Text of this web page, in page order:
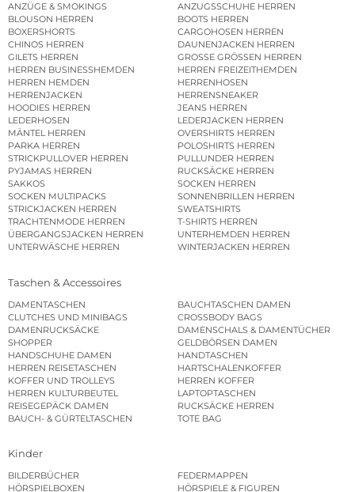
ANZÜGE & SMOKINGS
ANZUGSSCHUHE HERREN
BLOUSON HERREN
BOOTS HERREN
BOXERSHORTS
CARGOHOSEN HERREN
CHINOS HERREN
DAUNENJACKEN HERREN
GILETS HERREN
GROSSE GRÖSSEN HERREN
HERREN BUSINESSHEMDEN
HERREN FREIZEITHEMDEN
HERREN HEMDEN
HERRENHOSEN
HERRENJACKEN
HERRENSNEAKER
HOODIES HERREN
JEANS HERREN
LEDERHOSEN
LEDERJACKEN HERREN
MÄNTEL HERREN
OVERSHIRTS HERREN
PARKA HERREN
POLOSHIRTS HERREN
STRICKPULLOVER HERREN
PULLUNDER HERREN
PYJAMAS HERREN
RUCKSÄCKE HERREN
SAKKOS
SOCKEN HERREN
SOCKEN MULTIPACKS
SONNENBRILLEN HERREN
STRICKJACKEN HERREN
SWEATSHIRTS
TRACHTENMODE HERREN
T-SHIRTS HERREN
ÜBERGANGSJACKEN HERREN
UNTERHEMDEN HERREN
UNTERWÄSCHE HERREN
WINTERJACKEN HERREN
Taschen & Accessoires
DAMENTASCHEN
BAUCHTASCHEN DAMEN
CLUTCHES UND MINIBAGS
CROSSBODY BAGS
DAMENRUCKSÄCKE
DAMENSCHALS & DAMENTÜCHER
SHOPPER
GELDBÖRSEN DAMEN
HANDSCHUHE DAMEN
HANDTASCHEN
HERREN REISETASCHEN
HARTSCHALENKOFFER
KOFFER UND TROLLEYS
HERREN KOFFER
HERREN KULTURBEUTEL
LAPTOPTASCHEN
REISEGEPÄCK DAMEN
RUCKSÄCKE HERREN
BAUCH- & GÜRTELTASCHEN
TOTE BAG
Kinder
BILDERBÜCHER
FEDERMAPPEN
HÖRSPIELBOXEN
HÖRSPIELE & FIGUREN